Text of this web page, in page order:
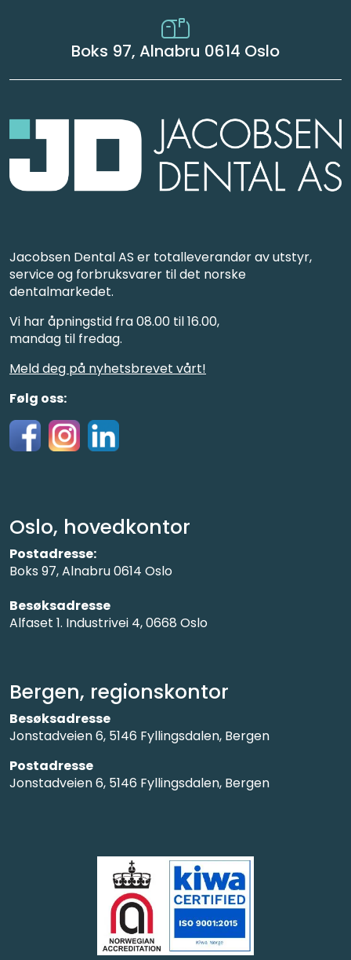
Boks 97, Alnabru 0614 Oslo
Jacobsen Dental AS er totalleverandør av utstyr,
service og forbruksvarer til det norske
dentalmarkedet.
Vi har åpningstid fra 08.00 til 16.00,
mandag til fredag.
Meld deg på nyhetsbrevet vårt!
Følg oss:
Bergen, regionskontor
Besøksadresse
Jonstadveien 6, 5146 Fyllingsdalen, Bergen
Postadresse
Jonstadveien 6, 5146 Fyllingsdalen, Bergen
Oslo, hovedkontor
Postadresse:
Boks 97, Alnabru 0614 Oslo
Besøksadresse
Alfaset 1. Industrivei 4, 0668 Oslo